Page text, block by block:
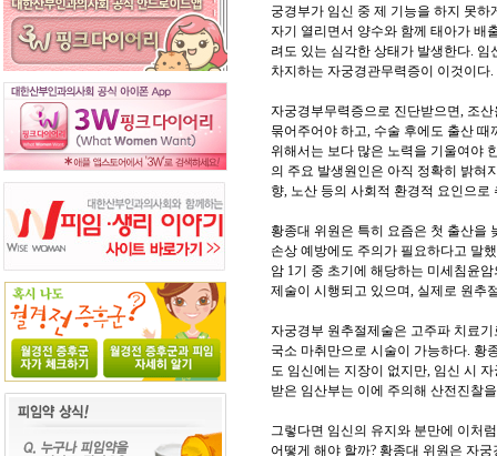
궁경부가 임신 중 제 기능을 하지 못
자기 열리면서 양수와 함께 태아가 배
려도 있는 심각한 상태가 발생한다. 임
차지하는 자궁경관무력증이 이것이다.
자궁경부무력증으로 진단받으면, 조
묶어주어야 하고, 수술 후에도 출산
위해서는 보다 많은 노력을 기울여야
의 주요 발생원인은 아직 정확히 밝혀
향, 노산 등의 사회적 환경적 요인으로
황종대 위원은 특히 요즘은 첫 출산을
손상 예방에도 주의가 필요하다고 말
암 1기 중 초기에 해당하는 미세침윤
제술이 시행되고 있으며, 실제로 원추
자궁경부 원추절제술은 고주파 치료
국소 마취만으로 시술이 가능하다. 황
도 임신에는 지장이 없지만, 임신 시
받은 임산부는 이에 주의해 산전진찰
그렇다면 임신의 유지와 분만에 이처
어떻게 해야 할까? 황종대 위원은 자